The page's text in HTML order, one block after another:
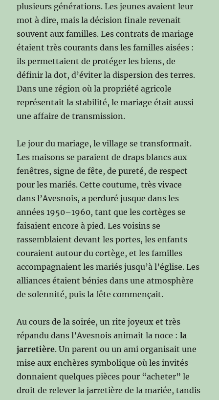
plusieurs générations. Les jeunes avaient leur
mot à dire, mais la décision finale revenait
souvent aux familles. Les contrats de mariage
étaient très courants dans les familles aisées :
ils permettaient de protéger les biens, de
définir la dot, d’éviter la dispersion des terres.
Dans une région où la propriété agricole
représentait la stabilité, le mariage était aussi
une affaire de transmission.
Le jour du mariage, le village se transformait.
Les maisons se paraient de draps blancs aux
fenêtres, signe de fête, de pureté, de respect
pour les mariés. Cette coutume, très vivace
dans l’Avesnois, a perduré jusque dans les
années 1950–1960, tant que les cortèges se
faisaient encore à pied. Les voisins se
rassemblaient devant les portes, les enfants
couraient autour du cortège, et les familles
accompagnaient les mariés jusqu’à l’église. Les
alliances étaient bénies dans une atmosphère
de solennité, puis la fête commençait.
Au cours de la soirée, un rite joyeux et très
répandu dans l’Avesnois animait la noce :la
jarretière. Un parent ou un ami organisait une
mise aux enchères symbolique où les invités
donnaient quelques pièces pour “acheter” le
droit de relever la jarretière de la mariée, tandis